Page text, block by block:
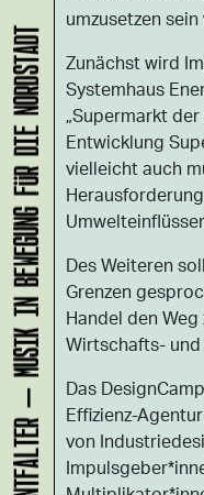
umzusetzen sein
Zunächst wird
Systemhaus
„Supermarkt
Entwicklung
vielleicht auch
Des Weiteren
Grenzen
Handel den
Wirtschafts-
Das
Effizienz-
von
KLANG-ENTFALTER – MUSIK IN BEWEGUNG FÜR DIE NORDSTADT